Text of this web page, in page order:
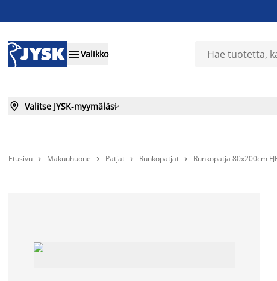
Valikko
 Valitse JYSK-myymäläsi
Etusivu  Makuuhuone  Patjat  Runkopatjat  Runkopatja 80x200cm